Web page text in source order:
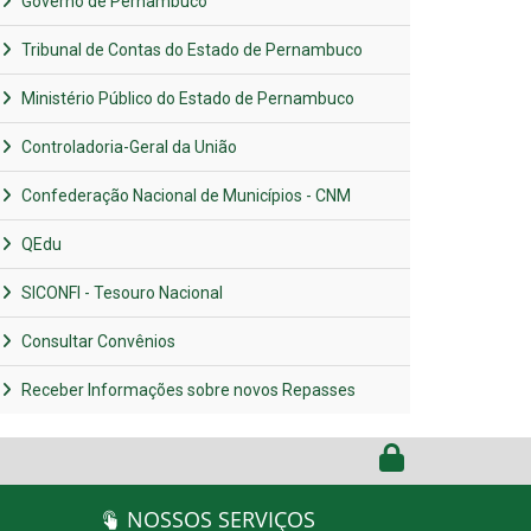
Tribunal de Contas do Estado de Pernambuco
Ministério Público do Estado de Pernambuco
Controladoria-Geral da União
Confederação Nacional de Municípios - CNM
QEdu
SICONFI - Tesouro Nacional
Consultar Convênios
Receber Informações sobre novos Repasses
NOSSOS SERVIÇOS